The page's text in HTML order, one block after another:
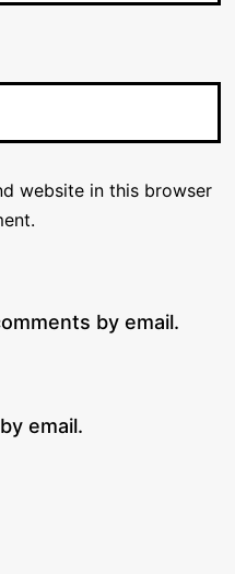
website in this browser
by email.
email.